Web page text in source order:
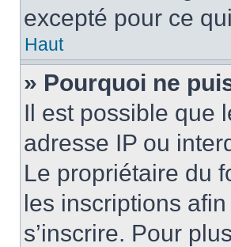
excepté pour ce
Haut
» Pourquoi ne
Il est possible que
adresse IP ou
Le propriétaire du
les inscriptions
s’inscrire. Pour